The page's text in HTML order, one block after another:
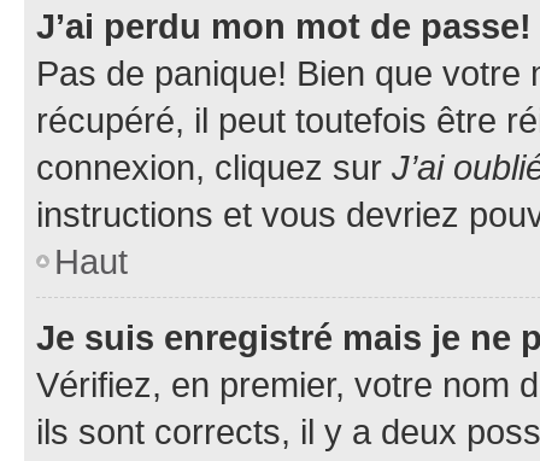
J’ai perdu mon mot de passe!
Pas de panique! Bien que
récupéré, il peut toutefois être
connexion, cliquez sur J’ai
instructions et vous devriez
Haut
Je suis enregistré mais je ne
Vérifiez, en premier, votre nom
ils sont corrects, il y a deux